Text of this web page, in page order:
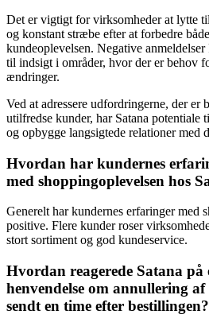
Det er vigtigt for virksomheder at lytte
og konstant stræbe efter at forbedre
kundeoplevelsen. Negative
til indsigt i områder, hvor der er behov
ændringer.
Ved at adressere udfordringerne, der er
utilfredse kunder, har Satana potentiale
og opbygge langsigtede relationer med
Hvordan har kundernes
med shoppingoplevelsen hos
Generelt har kundernes erfaringer med
positive. Flere kunder roser
stort sortiment og god kundeservice.
Hvordan reagerede Satana på
henvendelse om annullering
sendt en time efter bestillingen?